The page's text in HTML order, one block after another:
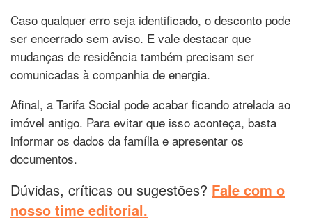
Caso qualquer erro seja identificado, o desconto pode
ser encerrado sem aviso. E vale destacar que
mudanças de residência também precisam ser
comunicadas à companhia de energia.
Afinal, a Tarifa Social pode acabar ficando atrelada ao
imóvel antigo. Para evitar que isso aconteça, basta
informar os dados da família e apresentar os
documentos.
Dúvidas, críticas ou sugestões? Fale com o
nosso time editorial.